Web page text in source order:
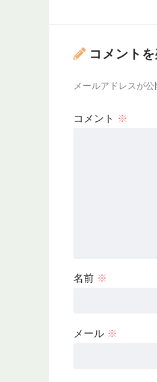
コメント
メールアドレスが
コメント ※
名前 ※
メール ※